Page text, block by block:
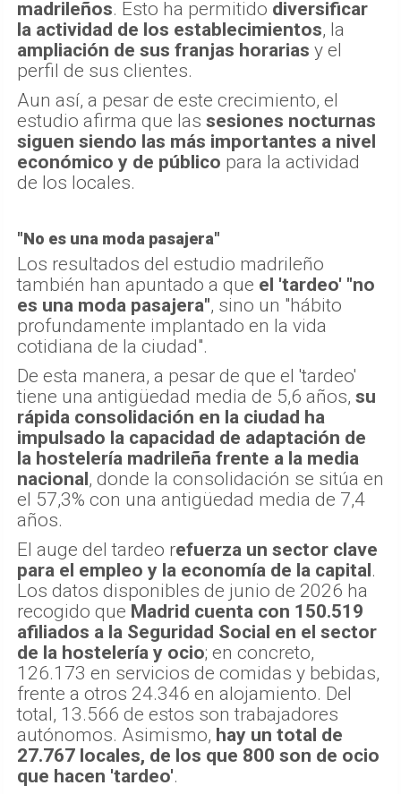
madrileños. Esto ha permitido diversificar
la actividad de los establecimientos, la
ampliación de sus franjas horarias y el
perfil de sus clientes.
Aun así, a pesar de este crecimiento, el
estudio afirma que las sesiones nocturnas
siguen siendo las más importantes a nivel
económico y de público para la actividad
de los locales.
"No es una moda pasajera"
Los resultados del estudio madrileño
también han apuntado a que el 'tardeo' "no
es una moda pasajera", sino un "hábito
profundamente implantado en la vida
cotidiana de la ciudad".
De esta manera, a pesar de que el 'tardeo'
tiene una antigüedad media de 5,6 años, su
rápida consolidación en la ciudad ha
impulsado la capacidad de adaptación de
la hostelería madrileña frente a la media
nacional, donde la consolidación se sitúa en
el 57,3% con una antigüedad media de 7,4
años.
El auge del tardeo refuerza un sector clave
para el empleo y la economía de la capital.
Los datos disponibles de junio de 2026 ha
recogido que Madrid cuenta con 150.519
afiliados a la Seguridad Social en el sector
de la hostelería y ocio; en concreto,
126.173 en servicios de comidas y bebidas,
frente a otros 24.346 en alojamiento. Del
total, 13.566 de estos son trabajadores
autónomos. Asimismo, hay un total de
27.767 locales, de los que 800 son de ocio
que hacen 'tardeo'.